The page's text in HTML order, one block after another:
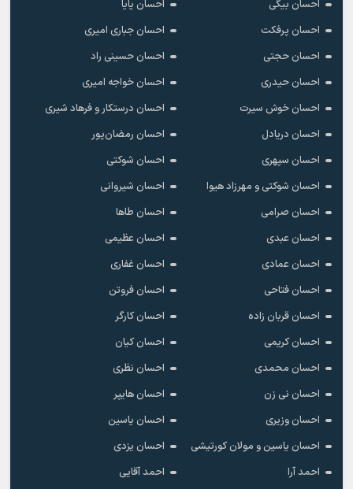
احسان بیگی
احسان پایا
احسان پرفکت
احسان جباری امیری
احسان حجتی
احسان حسینی راد
احسان حیدری
احسان خواجه امیری
احسان خوش سیرت
احسان درستکار و فرهاد شیرى
احسان دریادل
احسان رمضان‌پور
احسان سپهری
احسان شوکتی
احسان شوکتی و مهرزاد هیوا
احسان شیروانی
احسان صرامی
احسان طاها
احسان عبدی
احسان عظیمی
احسان عمادی
احسان غفاری
احسان فتاحی
احسان فروتن
احسان قربان زاده
احسان کارگر
احسان کریمی
احسان کیان
احسان محمدی
احسان نظری
احسان نی زن
احسان هایپر
احسان وزیری
احسان یاسین
احسان یاسین و مولان کورتیشی
احسان یزدی
احمد آرا
احمد آقایی